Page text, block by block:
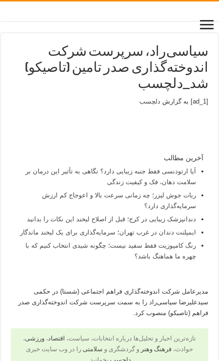
سیاسی‌راد، سرپرست شرکت
اندوخته‌گذاری صدر تامین (تاصیکو)
شد_دلچسب
[ad_1] به گزارش دلچسب
آخرین مطالب
آیا ارتودنسی فقط جنبه زیبایی دارد؟ نگاهی به تأثیر این درمان بر
سلامت دهان، فک و کیفیت زندگی
ربات جوش لیزر؛ چه زمانی سرعت بالا و اعوجاج کم ارزش
سرمایه‌گذاری دارد؟
دندانپزشک زیبایی در کرج؛ قبل از اصلاح لبخند این نکات را بدانید
ایمپلنت دندان در غرب تهران؛ سرمایه‌گذاری برای یک لبخند ماندگار
رنگ کامپوزیت فقط سفید نیست؛ چگونه شیدی انتخاب کنیم که با
چهره ما هماهنگ باشد؟
مدیرعامل شرکت اندوخته‌گذاری فراهم اجتماعی (شستا) در حکمی
سیدعلیرضا سیاسی‌راد را به سمت سرپرست شرکت اندوخته‌گذاری صدر
فراهم (تاصیکو) منصوب کرد.
تازه‌ترین اخبار و تحلیل‌ها درباره انتخابات، سیاست، اقتصاد، ورزشی،
حوادث، فرهنگ وهنر و گردشگری و سلامتی را در وب سایت خبری